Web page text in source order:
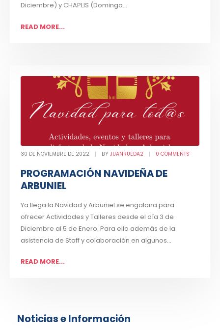
Diciembre) y CHAPLIS (Domingo...
READ MORE...
30 DE NOVIEMBRE DE 2022 BYJUANRUEDA2 0 COMMENTS
PROGRAMACIÓN NAVIDEÑA DE
ARBUNIEL
Ya llega la Navidad y Arbuniel se engalana para
ofrecer Actividades y Talleres desde el día 3 de
Diciembre al 5 de Enero. Para ello además de la
asistencia de Staff y colaboración en algunos...
READ MORE...
Noticias e Información